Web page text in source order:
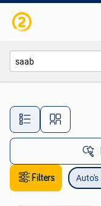
Filters Auto's